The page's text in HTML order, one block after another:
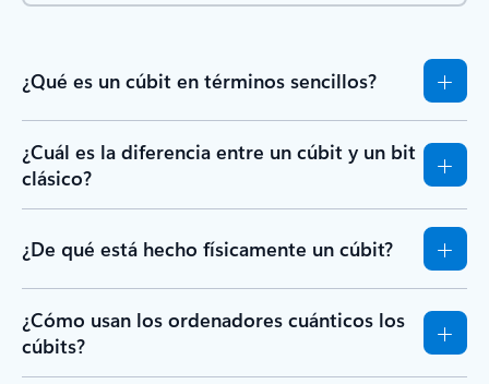
¿Qué es un cúbit en términos sencillos?
¿Cuál es la diferencia entre un cúbit y un bit
clásico?
¿De qué está hecho físicamente un cúbit?
¿Cómo usan los ordenadores cuánticos los
cúbits?